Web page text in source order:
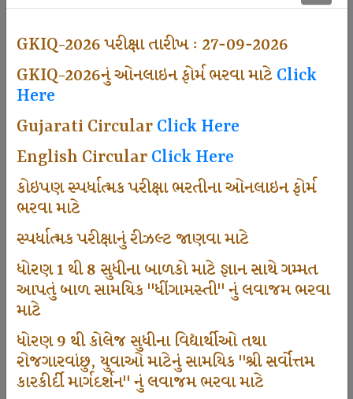
GKIQ-2026 પરીક્ષા તારીખ : 27-09-2026
GKIQ-2026નું ઓનલાઇન ફોર્મ ભરવા માટેClick
Here
Gujarati CircularClick Here
English CircularClick Here
કોઇપણ સ્પર્ધાત્મક પરીક્ષા ભરતીના ઓનલાઇન ફોર્મ
ભરવા માટે
સ્પર્ધાત્મક પરીક્ષાનું રીઝલ્ટ જાણવા માટે
ધોરણ 1 થી 8 સુધીના બાળકો માટે જ્ઞાન સાથે ગમ્મત
આપતું બાળ સામયિક "ધીંગામસ્તી" નું લવાજમ ભરવા
માટે
ધોરણ 9 થી કોલેજ સુધીના વિદ્યાર્થીઓ તથા
રોજગારવાંછુ, યુવાઓ માટેનું સામયિક "શ્રી સર્વોત્તમ
કારકીર્દી માર્ગદર્શન" નું લવાજમ ભરવા માટે
501
Dhingamasti Subscription
671
1000
Participate School In GKIQ